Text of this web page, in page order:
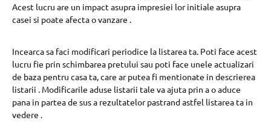
Acest lucru are un impact asupra impresiei lor initiale asupra
casei si poate afecta o vanzare .
Incearca sa faci modificari periodice la listarea ta. Poti face acest
lucru fie prin schimbarea pretului sau poti face unele actualizari
de baza pentru casa ta, care ar putea fi mentionate in descrierea
listarii . Modificarile aduse listarii tale va ajuta prin a o aduce
pana in partea de sus a rezultatelor pastrand astfel listarea ta in
vedere .